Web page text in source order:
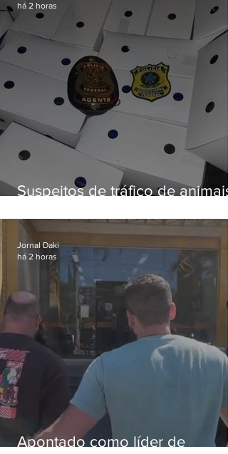
Suspeitos de tráfico de animais
aves
há 2 horas
Apontado como líder de
Jornal Daki
há 2 horas